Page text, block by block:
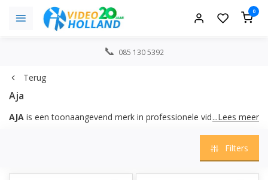
0
085 130 5392
Terug
Aja
AJA is een toonaangevend merk in professionele video- en
filmproducties, live events en postproductie. AJA staat bekend
om zijn betrouwbaarheid, duurzame bouwkwaliteit en
...Lees meer
Filters